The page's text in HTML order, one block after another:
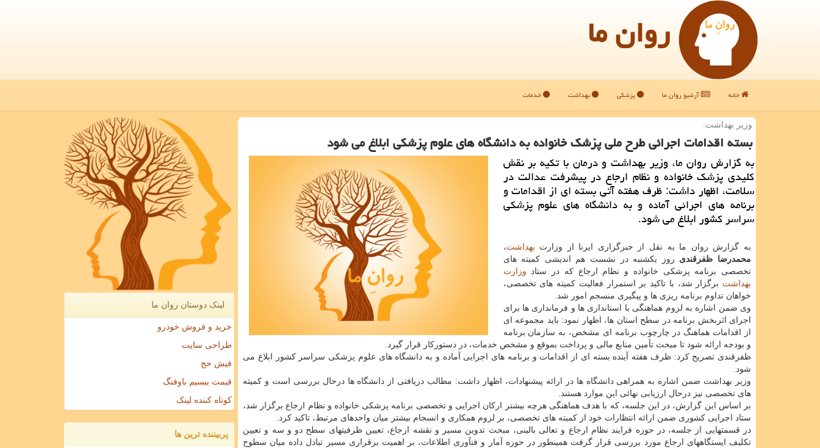
روان ما
خانه آرشیو روان ما پزشکی بهداشت خدمات
وزیر بهداشت:
بسته اقدامات اجرائی طرح ملی پزشک خانواده به دانشگاه های علوم پزشکی ابلاغ می شود
به گزارش روان ما، وزیر بهداشت و درمان با تکیه بر نقش
کلیدی پزشک خانواده و نظام ارجاع در پیشرفت عدالت در
سلامت، اظهار داشت: ظرف هفته آتی بسته ای از اقدامات و
برنامه های اجرائی آماده و به دانشگاه های علوم پزشکی
سراسر کشور ابلاغ می شود.
به گزارش روان ما به نقل از خبرگزاری ایرنا از وزارت بهداشت،
محمدرضا ظفرقندی روز یکشنبه در نشست هم اندیشی کمیته های
تخصصی برنامه پزشکی خانواده و نظام ارجاع که در ستاد وزارت
بهداشت برگزار شد، با تاکید بر استمرار فعالیت کمیته های تخصصی،
خواهان تداوم برنامه ریزی ها و پیگیری منسجم امور شد.
وی ضمن اشاره به لزوم هماهنگی با استانداری ها و فرمانداری ها برای
اجرای اثربخش برنامه در سطح استان ها، اظهار نمود: باید مجموعه ای
از اقدامات هماهنگ در چارچوب برنامه ای مشخص، به سازمان برنامه
و بودجه ارائه شود تا مبحث تأمین منابع مالی و پرداخت بموقع و مشخص خدمات، در دستورکار قرار گیرد.
ظفرقندی تصریح کرد: ظرف هفته آینده بسته ای از اقدامات و برنامه های اجرایی آماده و به دانشگاه های علوم پزشکی سراسر کشور ابلاغ می
شود.
وزیر بهداشت ضمن اشاره به همراهی دانشگاه ها در ارائه پیشنهادات، اظهار داشت: مطالب دریافتی از دانشگاه ها درحال بررسی است و کمیته
های تخصصی نیز درحال ارزیابی نهائی این موارد هستند.
بر اساس این گزارش، در این جلسه، که با هدف هماهنگی هرچه بیشتر ارکان اجرایی و تخصصی برنامه پزشکی خانواده و نظام ارجاع برگزار شد،
ستاد اجرایی کشوری ضمن ارائه انتظارات خود از کمیته های تخصصی، بر لزوم همکاری و انسجام بیشتر میان واحدهای مرتبط، تاکید کرد.
در قسمتهایی از جلسه، در حوزه فرایند نظام ارجاع و تعالی بالینی، مبحث تدوین مسیر و نقشه ارجاع، تعیین ظرفیتهای سطح دو و سه و تعیین
تکلیف ایستگاههای ارجاع مورد بررسی قرار گرفت همینطور در حوزه آمار و فنآوری اطلاعات، بر اهمیت برقراری مسیر تبادل داده میان سطوح
لینک دوستان روان ما
خرید و فروش خودرو
طراحی سایت
فیش حج
قیمت بیسیم باوفنگ
کوتاه کننده لینک
پربیننده ترین ها